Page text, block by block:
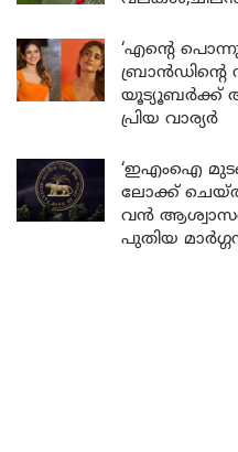
‘എന്റെ
ബ്രാൻഡിന്റെ
യൂട്യൂബർക്ക്
പ്രിയ വാര്യർ
‘ഇഎംഐ
ലോക്ക് ചെയ്ത്
വൻ
പുതിയ